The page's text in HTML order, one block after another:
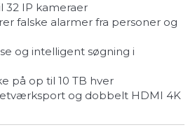
32 IP kameraer
på op til 10 TB hver